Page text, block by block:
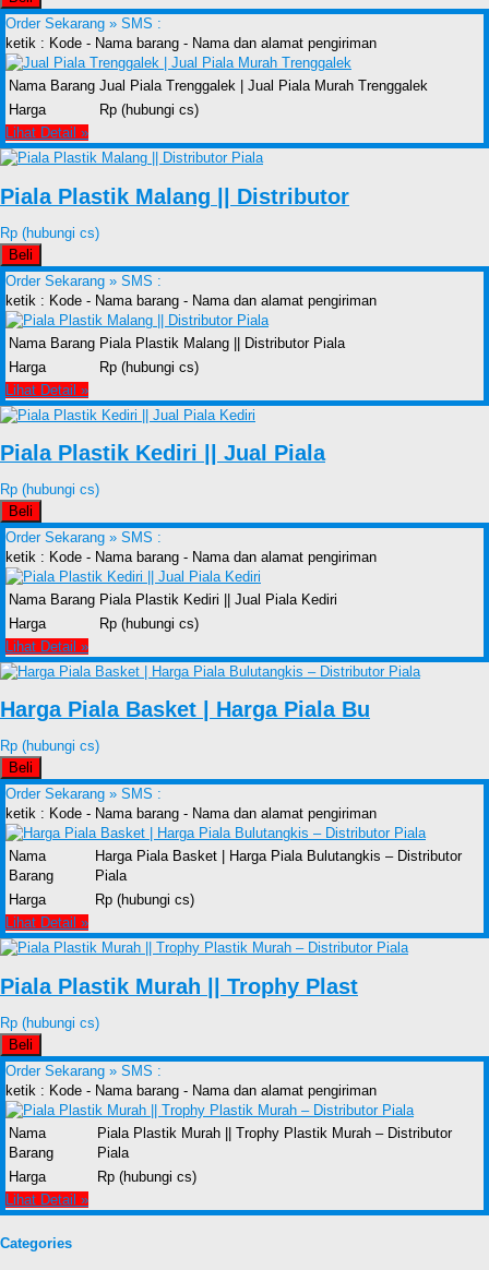
Order Sekarang » SMS :
ketik : Kode - Nama barang - Nama dan alamat pengiriman
Nama Barang Jual Piala Trenggalek | Jual Piala Murah Trenggalek
Harga
Rp (hubungi cs)
Lihat Detail »
Piala Plastik Malang || Distributor
Rp (hubungi cs)
Beli
Order Sekarang » SMS :
ketik : Kode - Nama barang - Nama dan alamat pengiriman
Nama Barang Piala Plastik Malang || Distributor Piala
Harga
Rp (hubungi cs)
Lihat Detail »
Piala Plastik Kediri || Jual Piala
Rp (hubungi cs)
Beli
Order Sekarang » SMS :
ketik : Kode - Nama barang - Nama dan alamat pengiriman
Nama Barang Piala Plastik Kediri || Jual Piala Kediri
Harga
Rp (hubungi cs)
Lihat Detail »
Harga Piala Basket | Harga Piala Bu
Rp (hubungi cs)
Beli
Order Sekarang » SMS :
ketik : Kode - Nama barang - Nama dan alamat pengiriman
Nama
Barang
Harga Piala Basket | Harga Piala Bulutangkis – Distributor
Piala
Harga
Rp (hubungi cs)
Lihat Detail »
Piala Plastik Murah || Trophy Plast
Rp (hubungi cs)
Beli
Order Sekarang » SMS :
ketik : Kode - Nama barang - Nama dan alamat pengiriman
Nama
Barang
Piala Plastik Murah || Trophy Plastik Murah – Distributor
Piala
Harga
Rp (hubungi cs)
Lihat Detail »
Categories